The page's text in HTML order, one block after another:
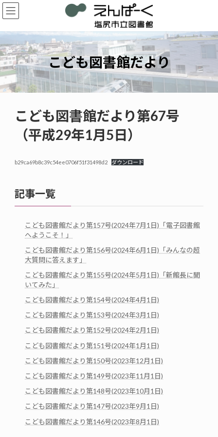
コ
ン
ン
ツ
へ
ス
キ
ッ
プ
ナ
ビ
ー
シ
ョ
ン
に
移
動
こども図書館だより
こども図書館だより第67号
（平成29年1月5日）
b29ca69b8c39c54ee0706f51f31498d2 ダウンロード
記事一覧
こども図書館だより第157号(2024年7月1日)「電子図書館
へようこそ！」
こども図書館だより第156号(2024年6月1日)「みんなの超
大質問に答えます」
こども図書館だより第155号(2024年5月1日)「新館長に聞
いてみた」
こども図書館だより第154号(2024年4月1日)
こども図書館だより第153号(2024年3月1日)
こども図書館だより第152号(2024年2月1日)
こども図書館だより第151号(2024年1月1日)
こども図書館だより第150号(2023年12月1日)
こども図書館だより第149号(2023年11月1日)
こども図書館だより第148号(2023年10月1日)
こども図書館だより第147号(2023年9月1日)
こども図書館だより第146号(2023年8月1日)